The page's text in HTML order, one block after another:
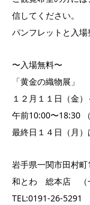
信してください。
パンフレットと入場
〜入場無料〜
「黄金の織物展」
１２月１１日（金）
午前10:00〜18:30
最終日１４日（月
岩手県一関市田村
和とわ 総本店 （
TEL:0191-26-5291